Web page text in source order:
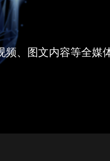
频、图文内容等全媒